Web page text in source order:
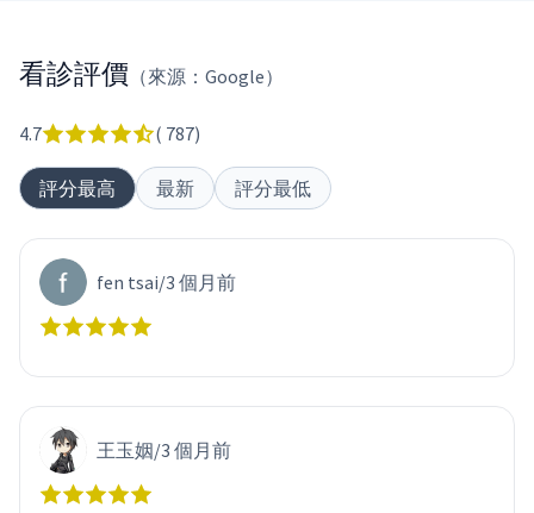
看診評價 （來源：Google）
4.7 ( 787)
評分最高 最新 評分最低
fen tsai/3 個月前
王玉姻/3 個月前